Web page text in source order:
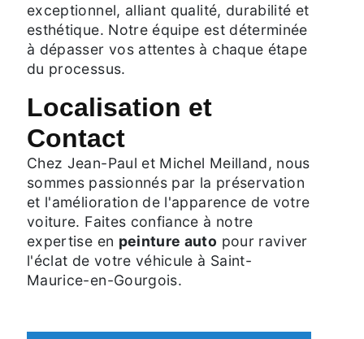
exceptionnel, alliant qualité, durabilité et
esthétique. Notre équipe est déterminée
à dépasser vos attentes à chaque étape
du processus.
Localisation et
Contact
Chez Jean-Paul et Michel Meilland, nous
sommes passionnés par la préservation
et l'amélioration de l'apparence de votre
voiture. Faites confiance à notre
expertise en peinture auto pour raviver
l'éclat de votre véhicule à Saint-
Maurice-en-Gourgois.